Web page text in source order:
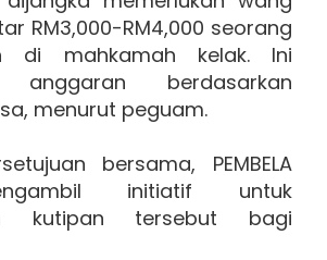
RM3,000-RM4,000 seorang
di mahkamah kelak. Ini
anggaran berdasarkan
menurut peguam.
bersama, PEMBELA
initiatif untuk
kutipan tersebut bagi